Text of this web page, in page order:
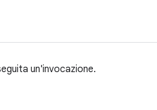
un'invocazione.